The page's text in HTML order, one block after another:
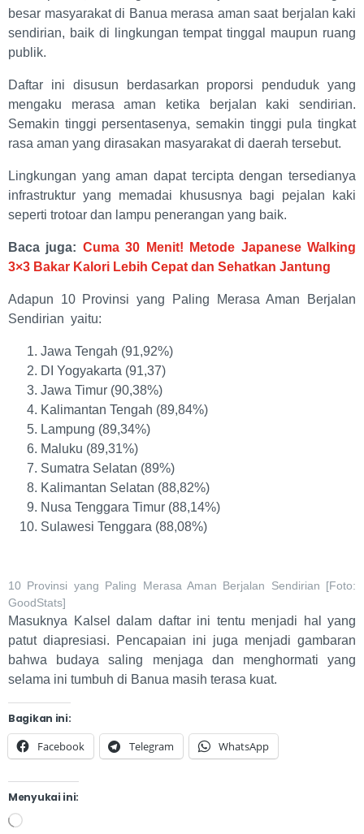
besar masyarakat di Banua merasa aman saat berjalan kaki
sendirian, baik di lingkungan tempat tinggal maupun ruang
publik.
Daftar ini disusun berdasarkan proporsi penduduk yang
mengaku merasa aman ketika berjalan kaki sendirian.
Semakin tinggi persentasenya, semakin tinggi pula tingkat
rasa aman yang dirasakan masyarakat di daerah tersebut.
Lingkungan yang aman dapat tercipta dengan tersedianya
infrastruktur yang memadai khususnya bagi pejalan kaki
seperti trotoar dan lampu penerangan yang baik.
Baca juga: Cuma 30 Menit! Metode Japanese Walking
3×3 Bakar Kalori Lebih Cepat dan Sehatkan Jantung
Adapun 10 Provinsi yang Paling Merasa Aman Berjalan
Sendirian yaitu:
Jawa Tengah (91,92%)
DI Yogyakarta (91,37)
Jawa Timur (90,38%)
Kalimantan Tengah (89,84%)
Lampung (89,34%)
Maluku (89,31%)
Sumatra Selatan (89%)
Kalimantan Selatan (88,82%)
Nusa Tenggara Timur (88,14%)
Sulawesi Tenggara (88,08%)
10 Provinsi yang Paling Merasa Aman Berjalan Sendirian [Foto:
GoodStats]
Masuknya Kalsel dalam daftar ini tentu menjadi hal yang
patut diapresiasi. Pencapaian ini juga menjadi gambaran
bahwa budaya saling menjaga dan menghormati yang
selama ini tumbuh di Banua masih terasa kuat.
Bagikan ini:
Facebook Telegram WhatsApp
Menyukai ini: